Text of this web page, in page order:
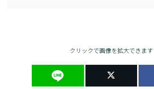
クリックで画像を拡大できます